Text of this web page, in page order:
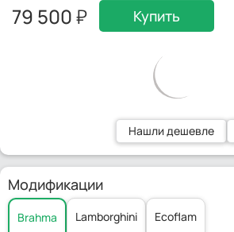
79 500 Купить
Нашли дешевле
Модификации
Brahma Lamborghini Ecoflam